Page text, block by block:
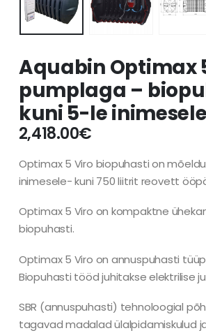
Aquabin Optimax
pumplaga –
kuni 5-le inimesele
2,418.00€
Optimax 5 Viro biopuhasti on
inimesele- kuni 750 liitrit reovett
Optimax 5 Viro on kompaktne
biopuhasti.
Optimax 5 Viro on annuspuhasti
Biopuhasti tööd juhitakse elektrilise
SBR (annuspuhasti) tehnoloogial
tagavad madalad ülalpidamiskulud